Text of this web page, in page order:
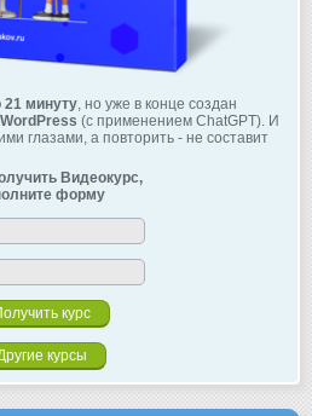
21 минуту, но уже в конце создан
(с применением ChatGPT). И
глазами, а повторить - не составит
Видеокурс,
форму
курсы